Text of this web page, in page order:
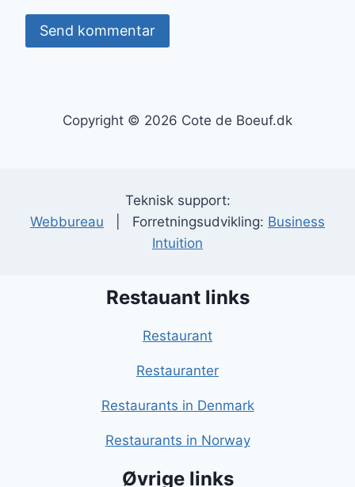
Copyright © 2026 Cote de Boeuf.dk
Teknisk support:
Webbureau | Forretningsudvikling: Business
Intuition
Restauant links
Restaurant
Restauranter
Restaurants in Denmark
Restaurants in Norway
Øvrige links